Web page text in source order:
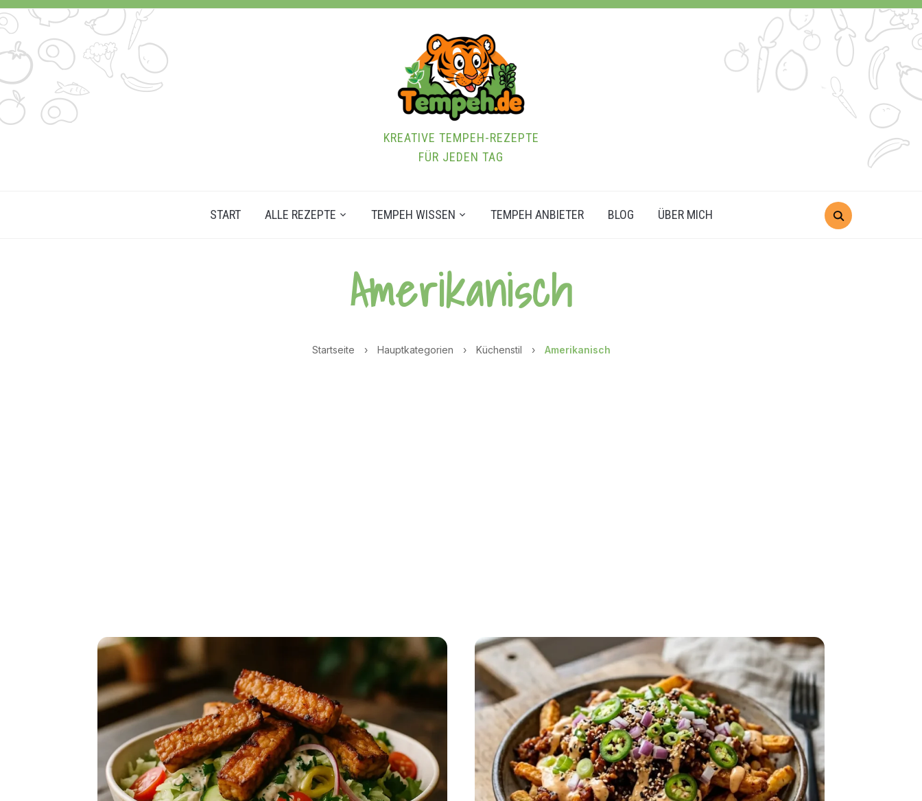
KREATIVE TEMPEH-REZEPTE
FÜR JEDEN TAG
START ALLE REZEPTE TEMPEH WISSEN TEMPEH ANBIETER BLOG ÜBER MICH
Amerikanisch
Startseite › Hauptkategorien › Küchenstil › Amerikanisch